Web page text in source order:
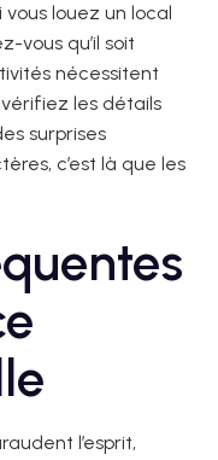
louez un local
vous qu’il soit
nécessitent
les détails
surprises
c’est là que les
l’esprit,